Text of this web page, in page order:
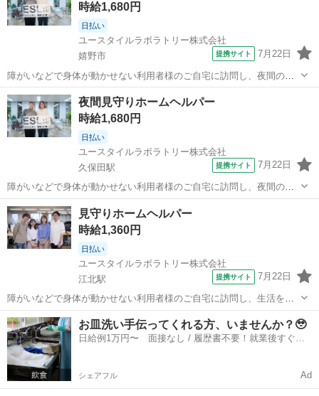
時給1,680円
日払い
ユースタイルラボラトリー株式会社
嬉野市
提携サイト 7月22日
障がいなどで身体が動かせない利用者様のご自宅に訪問し、夜間のケ
アを行う重度訪問介護のお仕事です。 ※1対1で誠実に向き合える方を
募集 【仕事内容】 寝返りをうたせて上げたり、たんの吸引などを行
う、利用者様の就寝中のケアを行...
佐賀 嬉野市 介護
夜間見守りホームヘルパー
時給1,680円
日払い
ユースタイルラボラトリー株式会社
久保田駅
提携サイト 7月22日
障がいなどで身体が動かせない利用者様のご自宅に訪問し、夜間のケ
アを行う重度訪問介護のお仕事です。 ※1対1で誠実に向き合える方を
募集 【仕事内容】 寝返りをうたせて上げたり、たんの吸引などを行
う、利用者様の就寝中のケアを行...
佐賀 小城市 久保田駅
見守りホームヘルパー
時給1,360円
日払い
ユースタイルラボラトリー株式会社
江北駅
提携サイト 7月22日
障がいなどで身体が動かせない利用者様のご自宅に訪問し、生活を支
える重度訪問介護のお仕事です。 ※1対1で誠実に向き合える方を募集
【仕事内容】 見守りや日常生活のお手伝いが中心ですが、利用者様の
生活を支える大切なポジション...
佐賀 杵島郡 江北駅 介護
お皿洗い手伝ってくれる方、いませんか？🥹
日給例1万円〜 面接なし / 履歴書不要！就業後すぐに
シェアフル Ad